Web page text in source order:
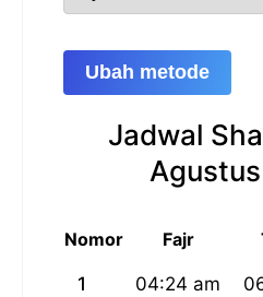
Ubah metode
Jadwal
Nomor Fajr
1 04:24 am